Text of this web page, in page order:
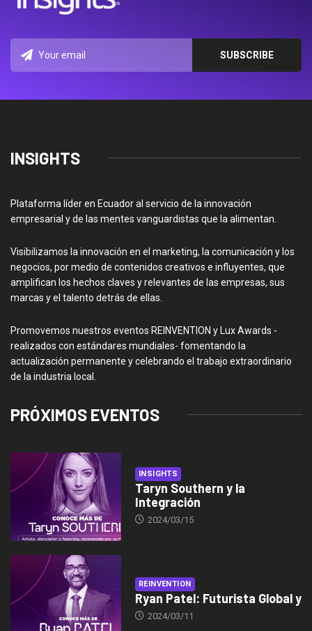
INSIGHTS
Plataforma líder en Ecuador al servicio de la innovación
empresarial y de las mentes vanguardistas que la alimentan.
Visibilizamos la innovación en el marketing, la comunicación y los
negocios, por medio de contenidos creativos e influyentes, que
amplifican los hechos claves y relevantes de las empresas, sus
marcas y el talento detrás de ellas.
Promovemos nuestros eventos REINVENTION y Lux Awards -
realizados con estándares mundiales- fomentando la
actualización permanente y celebrando el trabajo extraordinario
de la industria local.
PRÓXIMOS EVENTOS
INSIGHTS
Taryn Southern y la
Integración
2024/03/15
REINVENTION
Ryan Patel: Futurista Global y
2024/03/11